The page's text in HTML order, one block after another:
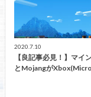
2020.7.10
【良記事必見！】マイ
とMojangが